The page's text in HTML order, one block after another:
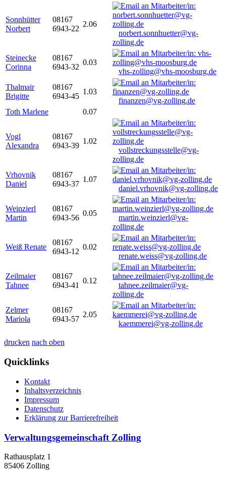
Sonnhütter
Norbert
08167
6943-22
2.06
norbert.sonnhuetter@vg-
zolling.de
Steinecke
Corinna
08167
6943-32
0.03
vhs-zolling@vhs-moosburg.de
Thalmair
Brigitte
08167
6943-45
1.03
finanzen@vg-zolling.de
Toth Marlene
0.07
Vogl
Alexandra
08167
6943-39
1.02
vollstreckungsstelle@vg-
zolling.de
Vrhovnik
Daniel
08167
6943-37
1.07
daniel.vrhovnik@vg-zolling.de
Weinzierl
Martin
08167
6943-56
0.05
martin.weinzierl@vg-
zolling.de
Weiß Renate
08167
6943-12
0.02
renate.weiss@vg-zolling.de
Zeilmaier
Tahnee
08167
6943-41
0.12
tahnee.zeilmaier@vg-
zolling.de
Zelmer
Mariola
08167
6943-57
2.05
kaemmerei@vg-zolling.de
drucken nach oben
Quicklinks
Kontakt
Inhaltsverzeichnis
Impressum
Datenschutz
Erklärung zur Barrierefreiheit
Verwaltungsgemeinschaft Zolling
Rathausplatz 1
85406 Zolling